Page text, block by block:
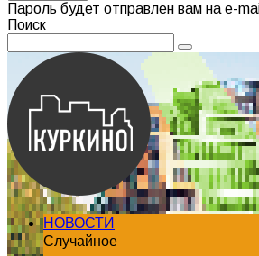
Пароль будет отправлен вам на e-
Поиск
НОВОСТИ
Случайное